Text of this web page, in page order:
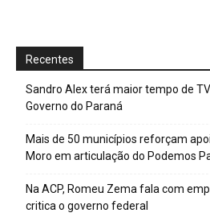
Recentes
Sandro Alex terá maior tempo de
Governo do Paraná
Mais de 50 municípios reforçam
Moro em articulação do Podemos
Na ACP, Romeu Zema fala com
critica o governo federal